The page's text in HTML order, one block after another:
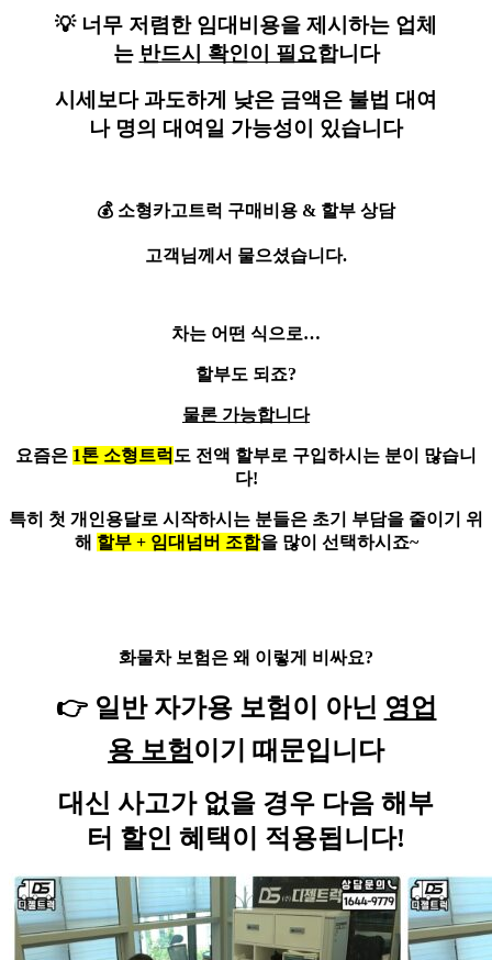
💡너무 저렴한 임대비용을 제시하는 업체
는 반드시 확인이 필요합니다
시세보다 과도하게 낮은 금액은 불법 대여
나 명의 대여일 가능성이 있습니다
💰 소형카고트럭 구매비용 & 할부 상담
고객님께서 물으셨습니다.
차는 어떤 식으로…
할부도 되죠?
물론 가능합니다
요즘은 1톤 소형트럭 도 전액 할부로 구입하시는 분이 많습니
다!
특히 첫 개인용달로 시작하시는 분들은 초기 부담을 줄이기 위
해 할부 + 임대넘버 조합을 많이 선택하시죠~
화물차 보험은 왜 이렇게 비싸요?
👉일반 자가용 보험이 아닌 영업
용 보험이기 때문입니다
대신 사고가 없을 경우 다음 해부
터 할인 혜택이 적용됩니다!